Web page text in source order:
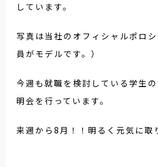
しています。
写真は当社のオフィシャルポロ
員がモデルです。）
今週も就職を検討している学生
明会を行っています。
来週から8月！！明るく元気に取